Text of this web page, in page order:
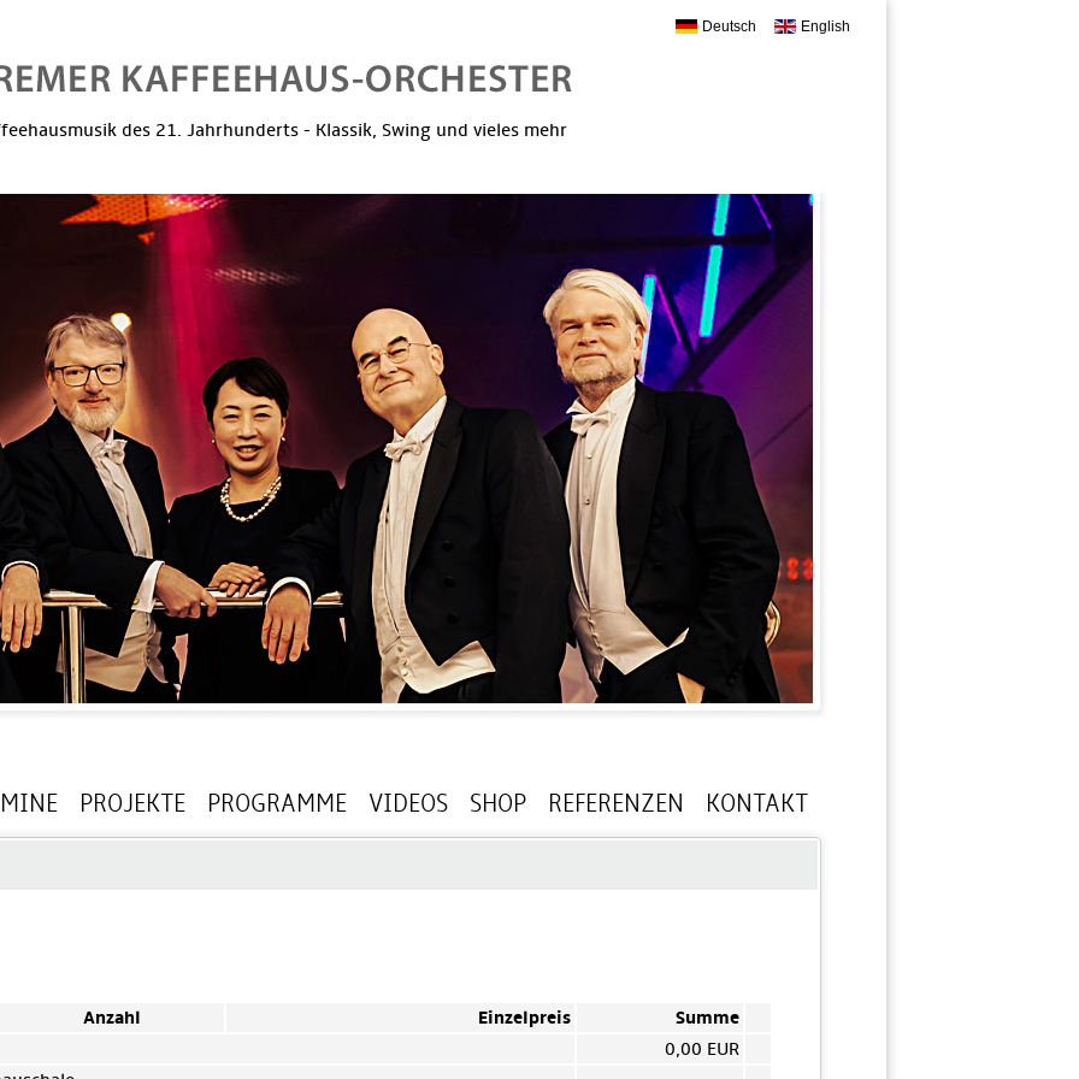
Deutsch English
des 21. Jahrhunderts - Klassik, Swing und vieles mehr
PROJEKTE PROGRAMME VIDEOS SHOP REFERENZEN KONTAKT
Anzahl Einzelpreis
Summe
0,00 EUR